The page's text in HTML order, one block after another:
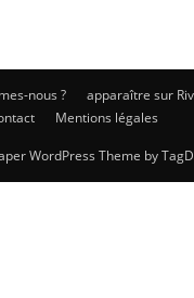
nous ?
apparaître sur
Mentions légales
WordPress Theme by